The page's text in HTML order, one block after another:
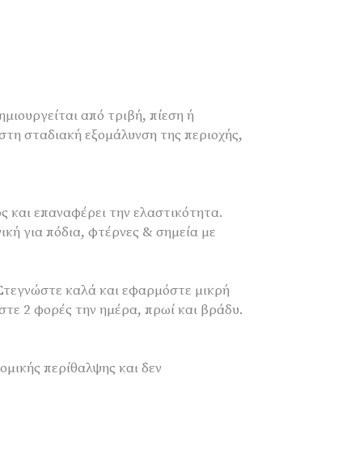
από τριβή, πίεση ή
σταδιακή εξομάλυνση της περιοχής,
επαναφέρει την ελαστικότητα.
για πόδια, φτέρνες & σημεία με
καλά και εφαρμόστε μικρή
2 φορές την ημέρα, πρωί και βράδυ.
περίθαλψης και δεν